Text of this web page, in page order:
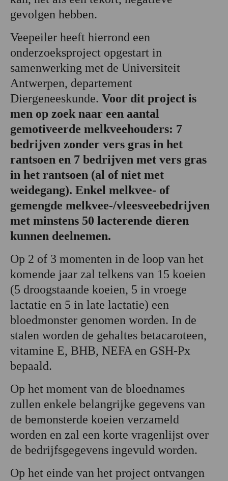
gevolgen hebben.
Veepeiler heeft hierrond een
onderzoeksproject opgestart in
samenwerking met de Universiteit
Antwerpen, departement
Diergeneeskunde. Voor dit project is
men op zoek naar een aantal
gemotiveerde melkveehouders: 7
bedrijven zonder vers gras in het
rantsoen en 7 bedrijven met vers gras
in het rantsoen (al of niet met
weidegang). Enkel melkvee- of
gemengde melkvee-/vleesveebedrijven
met minstens 50 lacterende dieren
kunnen deelnemen.
Op 2 of 3 momenten in de loop van het
komende jaar zal telkens van 15 koeien
(5 droogstaande koeien, 5 in vroege
lactatie en 5 in late lactatie) een
bloedmonster genomen worden. In de
stalen worden de gehaltes betacaroteen,
vitamine E, BHB, NEFA en GSH-Px
bepaald.
Op het moment van de bloednames
zullen enkele belangrijke gegevens van
de bemonsterde koeien verzameld
worden en zal een korte vragenlijst over
de bedrijfsgegevens ingevuld worden.
Op het einde van het project ontvangen